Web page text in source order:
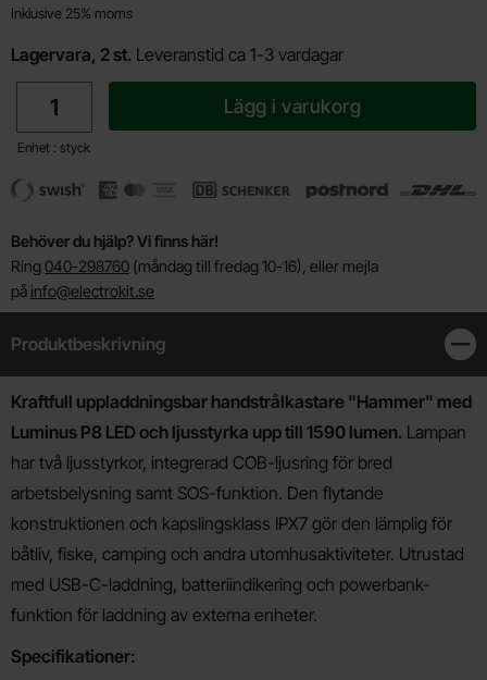
Inklusive 25% moms
Lagervara, 2 st. Leveranstid ca 1-3 vardagar
Enhet : styck
Lägg i varukorg
Behöver du hjälp? Vi finns här!
Ring 040-298760 (måndag till fredag 10-16), eller mejla
på info@electrokit.se
Produktbeskrivning
Produktbeskrivning
Kraftfull uppladdningsbar handstrålkastare "Hammer" med
Luminus P8 LED och ljusstyrka upp till 1590 lumen. Lampan
har två ljusstyrkor, integrerad COB-ljusring för bred
arbetsbelysning samt SOS-funktion. Den flytande
konstruktionen och kapslingsklass IPX7 gör den lämplig för
båtliv, fiske, camping och andra utomhusaktiviteter. Utrustad
med USB-C-laddning, batteriindikering och powerbank-
funktion för laddning av externa enheter.
Specifikationer: